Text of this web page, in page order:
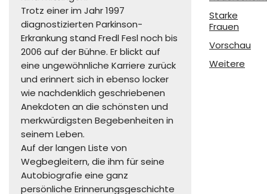
Trotz einer im Jahr 1997
diagnostizierten Parkinson-
Erkrankung stand Fredl Fesl noch bis
2006 auf der Bühne. Er blickt auf
eine ungewöhnliche Karriere zurück
und erinnert sich in ebenso locker
wie nachdenklich geschriebenen
Anekdoten an die schönsten und
merkwürdigsten Begebenheiten in
seinem Leben.
Auf der langen Liste von
Wegbegleitern, die ihm für seine
Autobiografie eine ganz
persönliche Erinnerungsgeschichte
Starke
Frauen
Vorschau
Weitere